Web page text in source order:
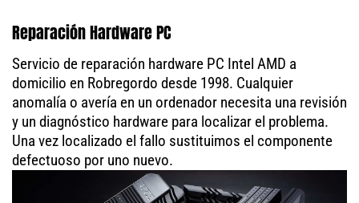
Reparación Hardware PC
Servicio de reparación hardware PC Intel AMD a
domicilio en Robregordo desde 1998. Cualquier
anomalía o avería en un ordenador necesita una revisión
y un diagnóstico hardware para localizar el problema.
Una vez localizado el fallo sustituimos el componente
defectuoso por uno nuevo.